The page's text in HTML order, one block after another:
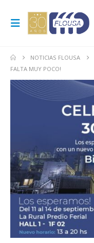
NOTICIAS FLOUSA
FALTA MUY POCO!